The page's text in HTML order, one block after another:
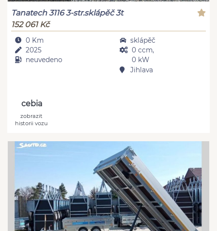
Tanatech 3116 3-str.sklápěč 3t
152 061 Kč
0 Km
2025
neuvedeno
sklápěč
0 ccm,
0 kW
Jihlava
cebia
zobrazit
historii vozu